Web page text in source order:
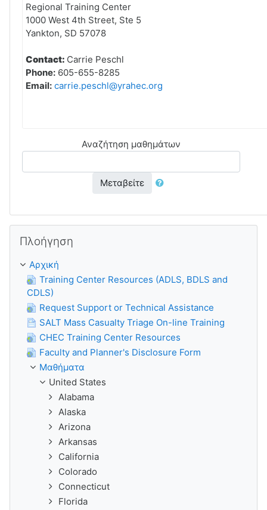
Regional Training Center
1000 West 4th Street, Ste 5
Yankton, SD 57078
Contact: Carrie Peschl
Phone: 605-655-8285
Email: carrie.peschl@yrahec.org
Αναζήτηση μαθημάτων
Μεταβείτε
Πλοήγηση
Αρχική
Training Center Resources (ADLS, BDLS and
CDLS)
Request Support or Technical Assistance
SALT Mass Casualty Triage On-line Training
CHEC Training Center Resources
Faculty and Planner's Disclosure Form
Μαθήματα
United States
Alabama
Alaska
Arizona
Arkansas
California
Colorado
Connecticut
Florida